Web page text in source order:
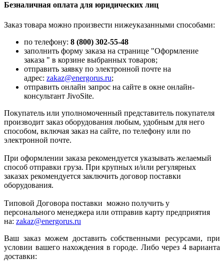
Безналичная оплата для юридических лиц
Заказ товара можно произвести нижеуказанными способами:
по телефону: 8 (800) 302-55-48
заполнить форму заказа на странице "Оформление
заказа " в корзине выбранных товаров;
отправить заявку по электронной почте на
адрес: zakaz@energorus.ru;
отправить онлайн запрос на сайте в окне онлайн-
консультант JivoSite.
Покупатель или уполномоченный представитель покупателя
производит заказ оборудования любым, удобным для него
способом, включая заказ на сайте, по телефону или по
электронной почте.
При оформлении заказа рекомендуется указывать желаемый
способ отправки груза. При крупных и/или регулярных
заказах рекомендуется заключить договор поставки
оборудования.
Типовой Договора поставки можно получить у
персонального менеджера или отправив карту предприятия
на: zakaz@energorus.ru
Ваш заказ можем доставить собственными ресурсами, при
условии вашего нахождения в городе. Либо через 4 варианта
доставки: